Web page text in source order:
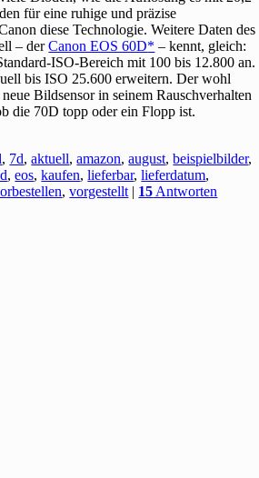
für eine ruhige und präzise
diese Technologie. Weitere Daten des
– derCanon EOS 60D
– kennt, gleich:
ISO-Bereich mit 100 bis 12.800 an.
bis ISO 25.600 erweitern. Der wohl
Bildsensor in seinem Rauschverhalten
die 70D topp oder ein Flopp ist.
, 7d,aktuell,amazon,august,beispielbilder,
,eos,kaufen,lieferbar,lieferdatum,
,vorgestellt | 15 Antworten